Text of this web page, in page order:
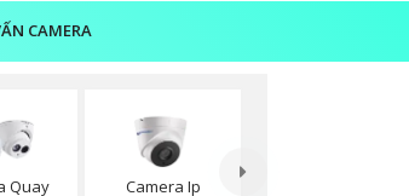
CAMERA
Quay
Camera Ip